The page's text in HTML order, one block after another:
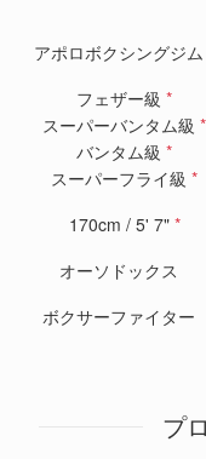
アポロボクシングジム
フェザー級 *
スーパーバンタム級 *
バンタム級 *
スーパーフライ級 *
170cm / 5' 7" *
オーソドックス
ボクサーファイター
プ